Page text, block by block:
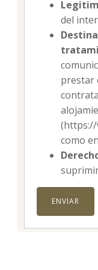
del
prestar
(https://
como